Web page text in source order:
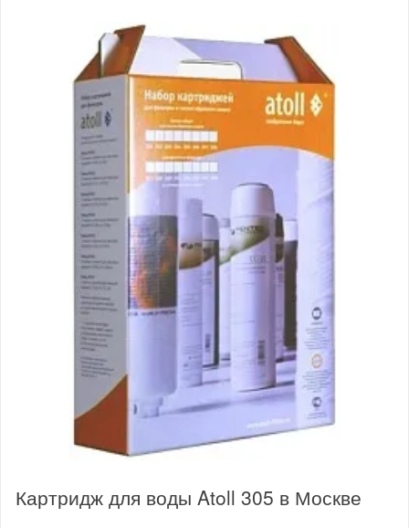
Картридж для воды Atoll 305 в Москве